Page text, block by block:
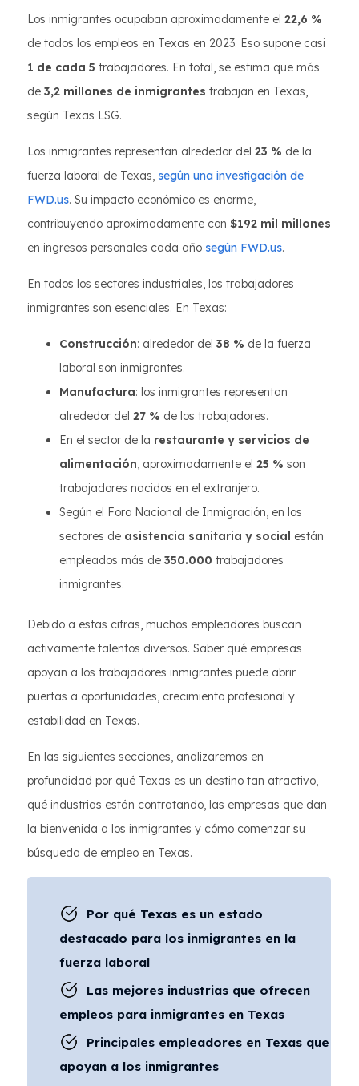
Los inmigrantes ocupaban aproximadamente el 22,6 %
de todos los empleos en Texas en 2023. Eso supone casi
1 de cada 5 trabajadores. En total, se estima que más
de 3,2 millones de inmigrantes trabajan en Texas,
según Texas LSG.
Los inmigrantes representan alrededor del 23 % de la
fuerza laboral de Texas, según una investigación de
FWD.us. Su impacto económico es enorme,
contribuyendo aproximadamente con $192 mil millones
en ingresos personales cada año según FWD.us.
En todos los sectores industriales, los trabajadores
inmigrantes son esenciales. En Texas:
Construcción: alrededor del 38 % de la fuerza
laboral son inmigrantes.
Manufactura: los inmigrantes representan
alrededor del 27 % de los trabajadores.
En el sector de la restaurante y servicios de
alimentación, aproximadamente el 25 % son
trabajadores nacidos en el extranjero.
Según el Foro Nacional de Inmigración, en los
sectores de asistencia sanitaria y social están
empleados más de 350.000 trabajadores
inmigrantes.
Debido a estas cifras, muchos empleadores buscan
activamente talentos diversos. Saber qué empresas
apoyan a los trabajadores inmigrantes puede abrir
puertas a oportunidades, crecimiento profesional y
estabilidad en Texas.
En las siguientes secciones, analizaremos en
profundidad por qué Texas es un destino tan atractivo,
qué industrias están contratando, las empresas que dan
la bienvenida a los inmigrantes y cómo comenzar su
búsqueda de empleo en Texas.
Por qué Texas es un estado
destacado para los inmigrantes en la
fuerza laboral
Las mejores industrias que ofrecen
empleos para inmigrantes en Texas
Principales empleadores en Texas que
apoyan a los inmigrantes